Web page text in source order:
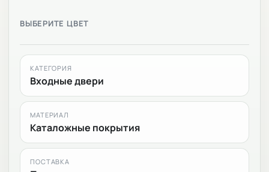
ВЫБЕРИТЕ ЦВЕТ
КАТЕГОРИЯ
Входные двери
МАТЕРИАЛ
Каталожные покрытия
ПОСТАВКА